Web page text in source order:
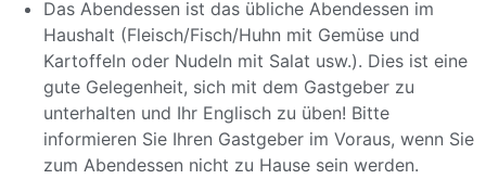
Das Abendessen ist das übliche Abendessen im
Haushalt (Fleisch/Fisch/Huhn mit Gemüse und
Kartoffeln oder Nudeln mit Salat usw.). Dies ist eine
gute Gelegenheit, sich mit dem Gastgeber zu
unterhalten und Ihr Englisch zu üben! Bitte
informieren Sie Ihren Gastgeber im Voraus, wenn Sie
zum Abendessen nicht zu Hause sein werden.